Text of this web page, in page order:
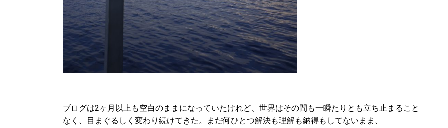
ブログは2ヶ月以上も空白のままになっていたけれど、世界はその間も一瞬たりとも立ち止まること
なく、
目まぐるしく変わり続けてきた。まだ何ひとつ解決も理解も納得もしてないまま、